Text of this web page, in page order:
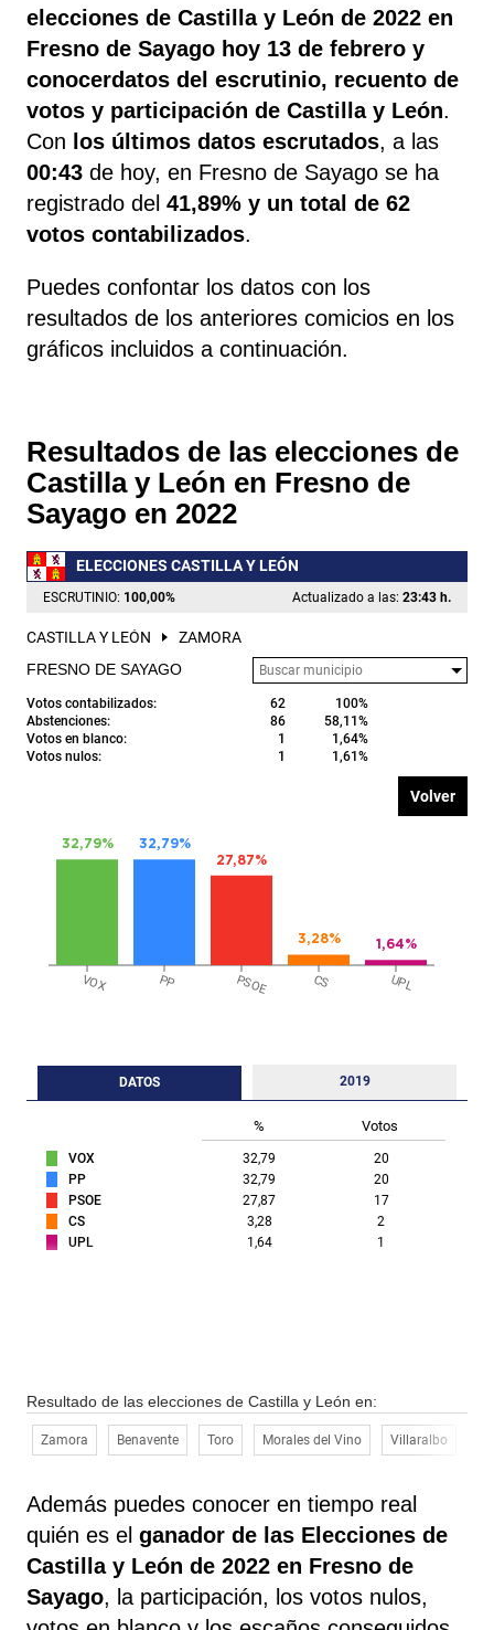
elecciones de Castilla y León de 2022 en
Fresno de Sayago hoy 13 de febrero y
conocerdatos del escrutinio, recuento de
votos y participación de Castilla y León.
Con los últimos datos escrutados, a las
00:43 de hoy, en Fresno de Sayago se ha
registrado del 41,89% y un total de 62
votos contabilizados.
Puedes confontar los datos con los
resultados de los anteriores comicios en los
gráficos incluidos a continuación.
Resultados de las elecciones de
Castilla y León en Fresno de
Sayago en 2022
ELECCIONES CASTILLA Y LEÓN
ESCRUTINIO: 100,00% Actualizado a las: 23:43 h.
CASTILLA Y LEÓN
ZAMORA
FRESNO DE SAYAGO
Votos contabilizados: 62
100%
Abstenciones:
86
58,11%
Votos en blanco:
1
1,64%
Votos nulos:
1 1,61%
Volver
VOX PP PSOE CS UPL
32,79%
32,79%
27,87%
3,28% 1,64%
DATOS 2019
% Votos
VOX 32,79
20
PP
32,79
20
PSOE
27,87
17
CS
3,28
2
UPL
1,64 1
Resultado de las elecciones de Castilla y León en:
Zamora Benavente Toro Morales del Vino Villaralbo
Además puedes conocer en tiempo real
quién es el ganador de las Elecciones de
Castilla y León de 2022 en Fresno de
Sayago, la participación, los votos nulos,